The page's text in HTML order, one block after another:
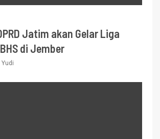
Jatim akan Gelar Liga
di Jember
Yudi